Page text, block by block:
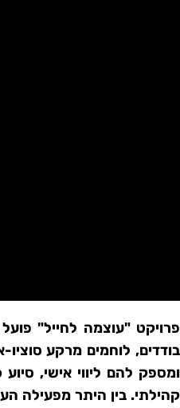
פרויקט "עוצמה לחייל"
בודדים, לוחמים מרקע סוציו-
ומספק להם ליווי אישי,
קהילתי. בין היתר מפעילה